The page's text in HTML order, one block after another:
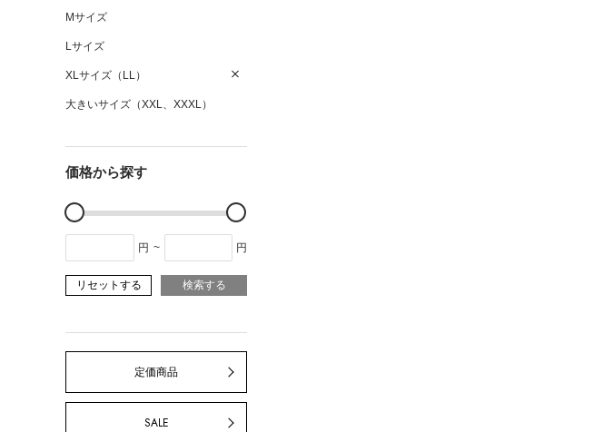
Mサイズ
Lサイズ
XLサイズ（LL）
大きいサイズ（XXL、XXXL）
価格から探す
円 ~ 円
リセットする 検索する
定価商品
SALE